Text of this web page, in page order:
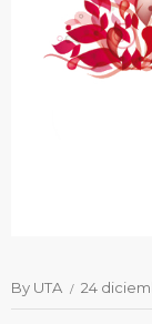
By UTA 24